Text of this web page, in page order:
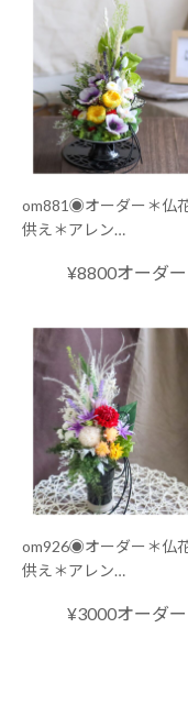
om881◉オーダー＊仏
供え＊アレン…
¥8800オーダー
om926◉オーダー＊仏
供え＊アレン…
¥3000オーダー